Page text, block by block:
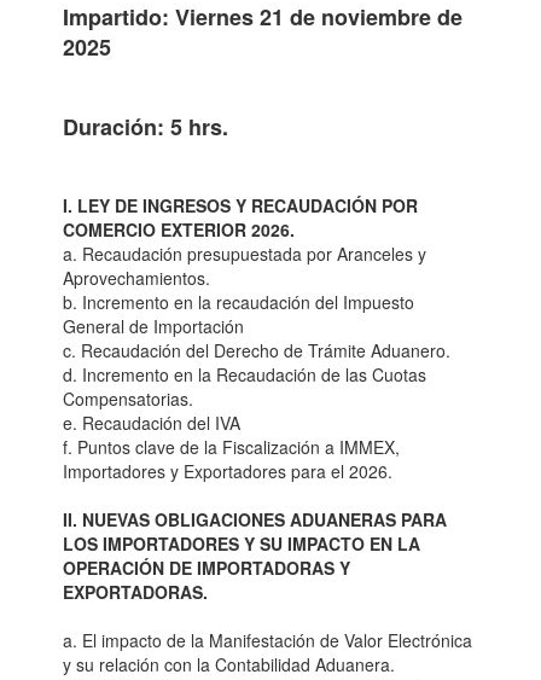
Impartido: Viernes 21 de noviembre de
2025
Duración: 5 hrs.
I. LEY DE INGRESOS Y RECAUDACIÓN POR
COMERCIO EXTERIOR 2026.
a. Recaudación presupuestada por Aranceles y
Aprovechamientos.
b. Incremento en la recaudación del Impuesto
General de Importación
c. Recaudación del Derecho de Trámite Aduanero.
d. Incremento en la Recaudación de las Cuotas
Compensatorias.
e. Recaudación del IVA
f. Puntos clave de la Fiscalización a IMMEX,
Importadores y Exportadores para el 2026.
II. NUEVAS OBLIGACIONES ADUANERAS PARA
LOS IMPORTADORES Y SU IMPACTO EN LA
OPERACIÓN DE IMPORTADORAS Y
EXPORTADORAS.
a. El impacto de la Manifestación de Valor Electrónica
y su relación con la Contabilidad Aduanera.